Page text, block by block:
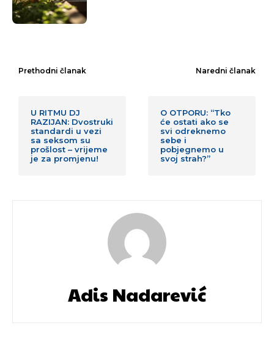
Prethodni članak
U RITMU DJ
RAZIJAN: Dvostruki
standardi u vezi
sa seksom su
prošlost – vrijeme
je za promjenu!
Naredni članak
O OTPORU: “Tko
će ostati ako se
svi odreknemo
sebe i
pobjegnemo u
svoj strah?”
Adis Nadarević